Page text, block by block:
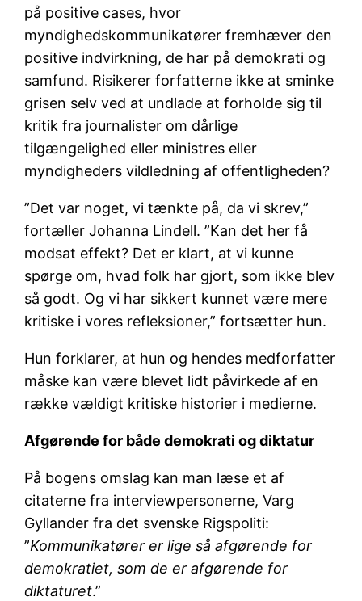
på positive cases, hvor
myndighedskommunikatører fremhæver den
positive indvirkning, de har på demokrati og
samfund. Risikerer forfatterne ikke at sminke
grisen selv ved at undlade at forholde sig til
kritik fra journalister om dårlige
tilgængelighed eller ministres eller
myndigheders vildledning af offentligheden?
”Det var noget, vi tænkte på, da vi skrev,”
fortæller Johanna Lindell. ”Kan det her få
modsat effekt? Det er klart, at vi kunne
spørge om, hvad folk har gjort, som ikke blev
så godt. Og vi har sikkert kunnet være mere
kritiske i vores refleksioner,” fortsætter hun.
Hun forklarer, at hun og hendes medforfatter
måske kan være blevet lidt påvirkede af en
række vældigt kritiske historier i medierne.
Afgørende for både demokrati og diktatur
På bogens omslag kan man læse et af
citaterne fra interviewpersonerne, Varg
Gyllander fra det svenske Rigspoliti:
”Kommunikatører er lige så afgørende for
demokratiet, som de er afgørende for
diktaturet.”